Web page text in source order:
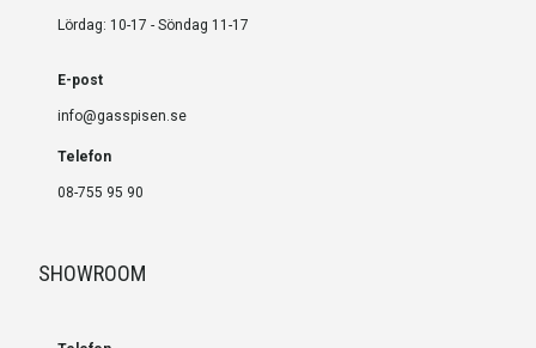
Lördag: 10-17 - Söndag 11-17
E-post
info@gasspisen.se
Telefon
08-755 95 90
SHOWROOM